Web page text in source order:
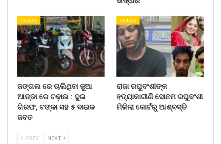
ଅପରାଧ
ଜଙ୍ଗଲ ରେ ଚାଲିଥିବା ଜୁଆ
ଆଡ୍ଡା ରେ ଚଢ଼ାଉ : ଦୁଇ
ଗିରଫ, ଟଙ୍କା ସହ ୫ ବାଇକ
ଜବତ
ଅପରାଧ
ରାଜା ରଘୁବଂଶୀଙ୍କ
ହତ୍ୟାକାରୀଣି ସୋନମ ରଘୁବଂଶୀ
ମିଳିଲା କୋର୍ଟରୁ ଆଶ୍ବସ୍ତି
PREV NEXT